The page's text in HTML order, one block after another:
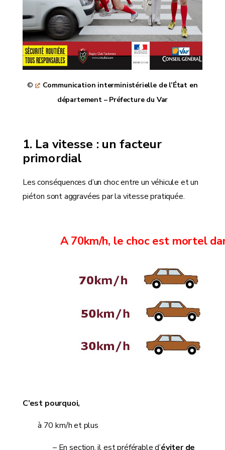
©
Communication interministérielle de l’État en
département – Préfecture du Var
La vitesse : un facteur
primordial
Les conséquences d’un choc entre un véhicule et un
piéton sont aggravées par la vitesse pratiquée.
A 70km/h, le choc est mortel
C’est pourquoi,
à 70 km/h et plus
– En section, il est préférable d’éviterde